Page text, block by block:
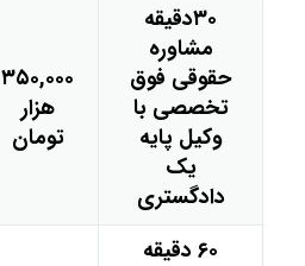
۳۰دقیقه
مشاوره
حقوقی فوق
تخصصی با
وکیل پایه
یک
دادگستری
۳۵۰,۰۰۰
هزار
تومان
۶۰ دقیقه